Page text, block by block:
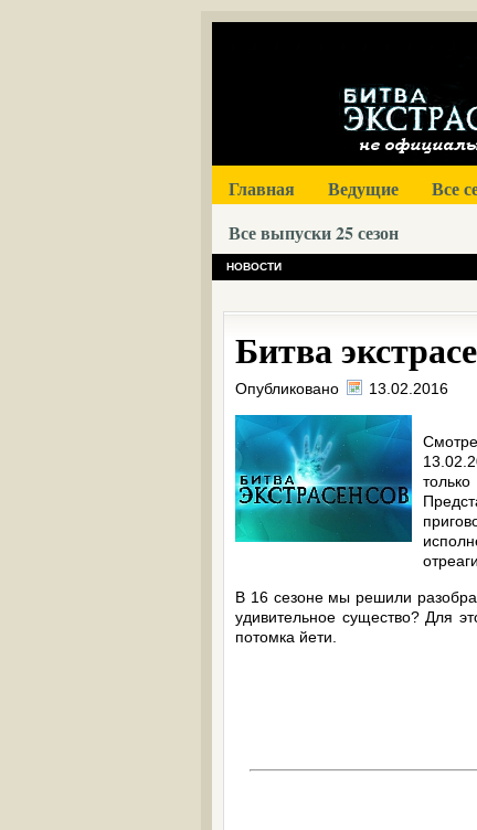
Главная Ведущие Все
Все выпуски 25 сезон
НОВОСТИ
Битва
Опубликовано 13.02.2016
В 16 сезоне мы решили
удивительное существо? Для
потомка йети.